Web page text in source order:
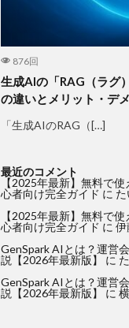
876回
生成AIの「RAG（ラグ
の違いとメリット・デ
「生成AIのRAG（[…]
最近のコメント
【2025年最新】無料で
心者向け完全ガイド に
【2025年最新】無料で
心者向け完全ガイド に 伊
GenSpark AIとは？運営
説【2026年最新版】
に
GenSpark AIとは？運営
説【2026年最新版】
に